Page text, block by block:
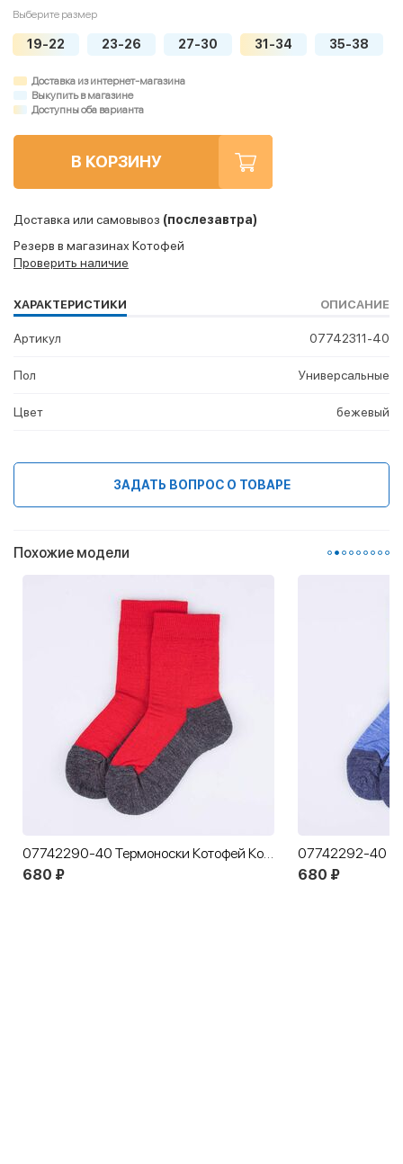
Выберите размер
19-22 23-26 27-30 31-34 35-38
Доставка из интернет-магазина
Выкупить в магазине
Доступны оба варианта
В КОРЗИНУ
Доставка или самовывоз (послезавтра)
Резерв в магазинах Котофей
Проверить наличие
ХАРАКТЕРИСТИКИ ОПИСАНИЕ
Артикул 07742311-40
Пол Универсальные
Цвет бежевый
ЗАДАТЬ ВОПРОС О ТОВАРЕ
Похожие модели
07742290-40 Термоноски Котофей Комфорт красный
680 ₽
680 ₽